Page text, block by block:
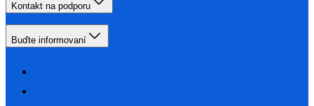
Kontakt na podporu
Buďte informovaní